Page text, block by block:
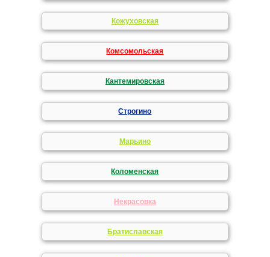
Кожуховская
Комсомольская
Кантемировская
Строгино
Марьино
Коломенская
Некрасовка
Братиславская